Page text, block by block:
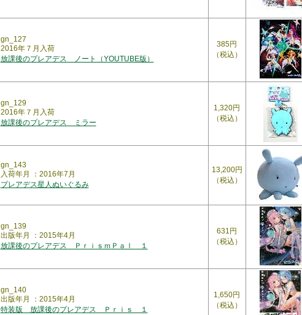
gn_127
2016年７月入荷
放課後のプレアデス ノート（YOUTUBE版）
385円
（税込）
gn_129
2016年７月入荷
放課後のプレアデス ミラー
1,320円
（税込）
gn_143
入荷年月 ：2016年7月
プレアデス星人ぬいぐるみ
13,200円
（税込）
gn_139
出版年月 ：2015年4月
放課後のプレアデス ＰｒｉｓｍＰａｌ １
631円
（税込）
gn_140
出版年月 ：2015年4月
特装版 放課後のプレアデス Ｐｒｉｓ １
1,650円
（税込）